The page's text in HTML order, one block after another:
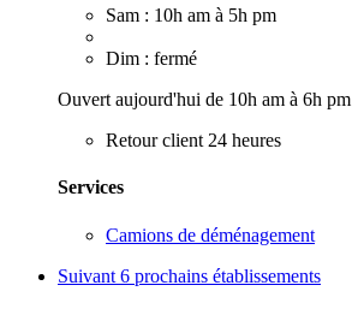
Sam : 10h am à 5h pm
Dim : fermé
Ouvert aujourd'hui de 10h am à 6h pm
Retour client 24 heures
Services
Camions de déménagement
Suivant 6 prochains établissements